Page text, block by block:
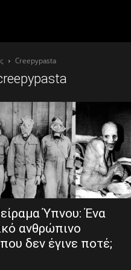
Creepypasta
Ύπνου: Ένα
ανθρώπινο
δεν έγινε ποτέ;